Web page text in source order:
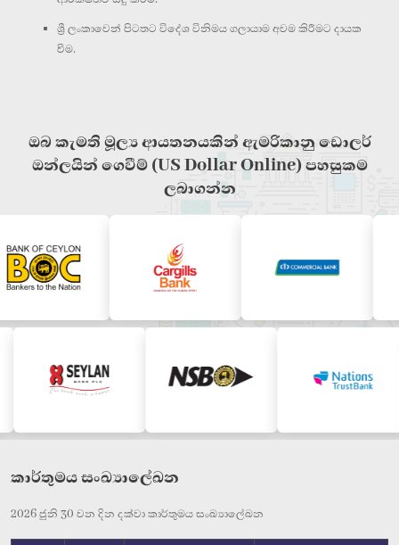
ශ්‍රී ලංකාවෙන් පිටතට විදේශ විනිමය ගලායාම අවම කිරීමට දායක
වීම.
ඔබ කැමති මූල්‍ය ආයතනයකින් ඇමරිකානු ඩොලර්
ඔන්ලයින් ගෙවීම් (US Dollar Online) පහසුකම
ලබාගන්න
කාර්තුමය සංඛ්‍යාලේඛන
2026 ජුනි 30 වන දින දක්වා කාර්තුමය සංඛ්‍යාලේඛන